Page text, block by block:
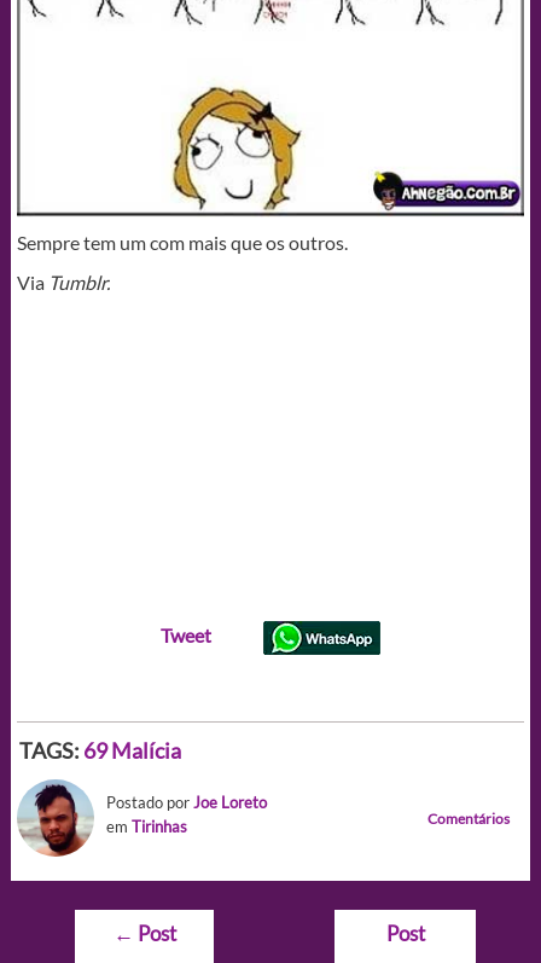
Sempre tem um com mais que os outros.
Via Tumblr.
Tweet
TAGS: 69Malícia
Postado porJoe Loreto
em Tirinhas Comentários
Navegação
← Post
Post